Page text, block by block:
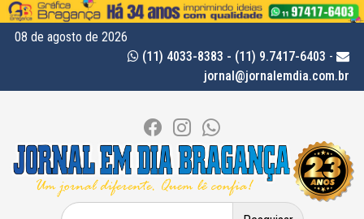
08 de agosto de 2026
(11) 4033-8383 - (11) 9.7417-6403 -
jornal@jornalemdia.com.br
Pesquisar